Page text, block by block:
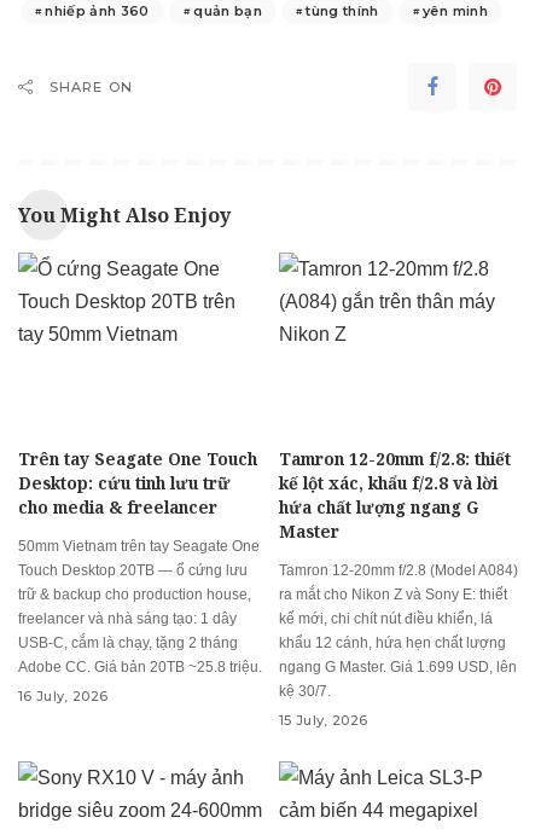
nhiếp ảnh 360
quản bạn tùng thính yên minh
SHARE ON
You Might Also Enjoy
Trên tay Seagate One Touch
Desktop: cứu tinh lưu trữ
cho media & freelancer
50mm Vietnam trên tay Seagate One
Touch Desktop 20TB — ổ cứng lưu
trữ & backup cho production house,
freelancer và nhà sáng tạo: 1 dây
USB-C, cắm là chạy, tặng 2 tháng
Adobe CC. Giá bản 20TB ~25.8 triệu.
16 July, 2026
Tamron 12-20mm f/2.8: thiết
kế lột xác, khẩu f/2.8 và lời
hứa chất lượng ngang G
Master
Tamron 12-20mm f/2.8 (Model A084)
ra mắt cho Nikon Z và Sony E: thiết
kế mới, chi chít nút điều khiển, lá
khẩu 12 cánh, hứa hẹn chất lượng
ngang G Master. Giá 1.699 USD, lên
kệ 30/7.
15 July, 2026